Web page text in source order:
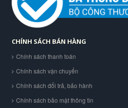
CHÍNH SÁCH BÁN HÀNG
Chính sách thanh toán
Chính sách vận chuyển
Chính sách đổi trả, bảo hành
Chính sách bảo mật thông tin